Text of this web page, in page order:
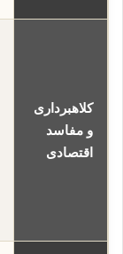
کلاهبرداری
و مفاسد
اقتصادی